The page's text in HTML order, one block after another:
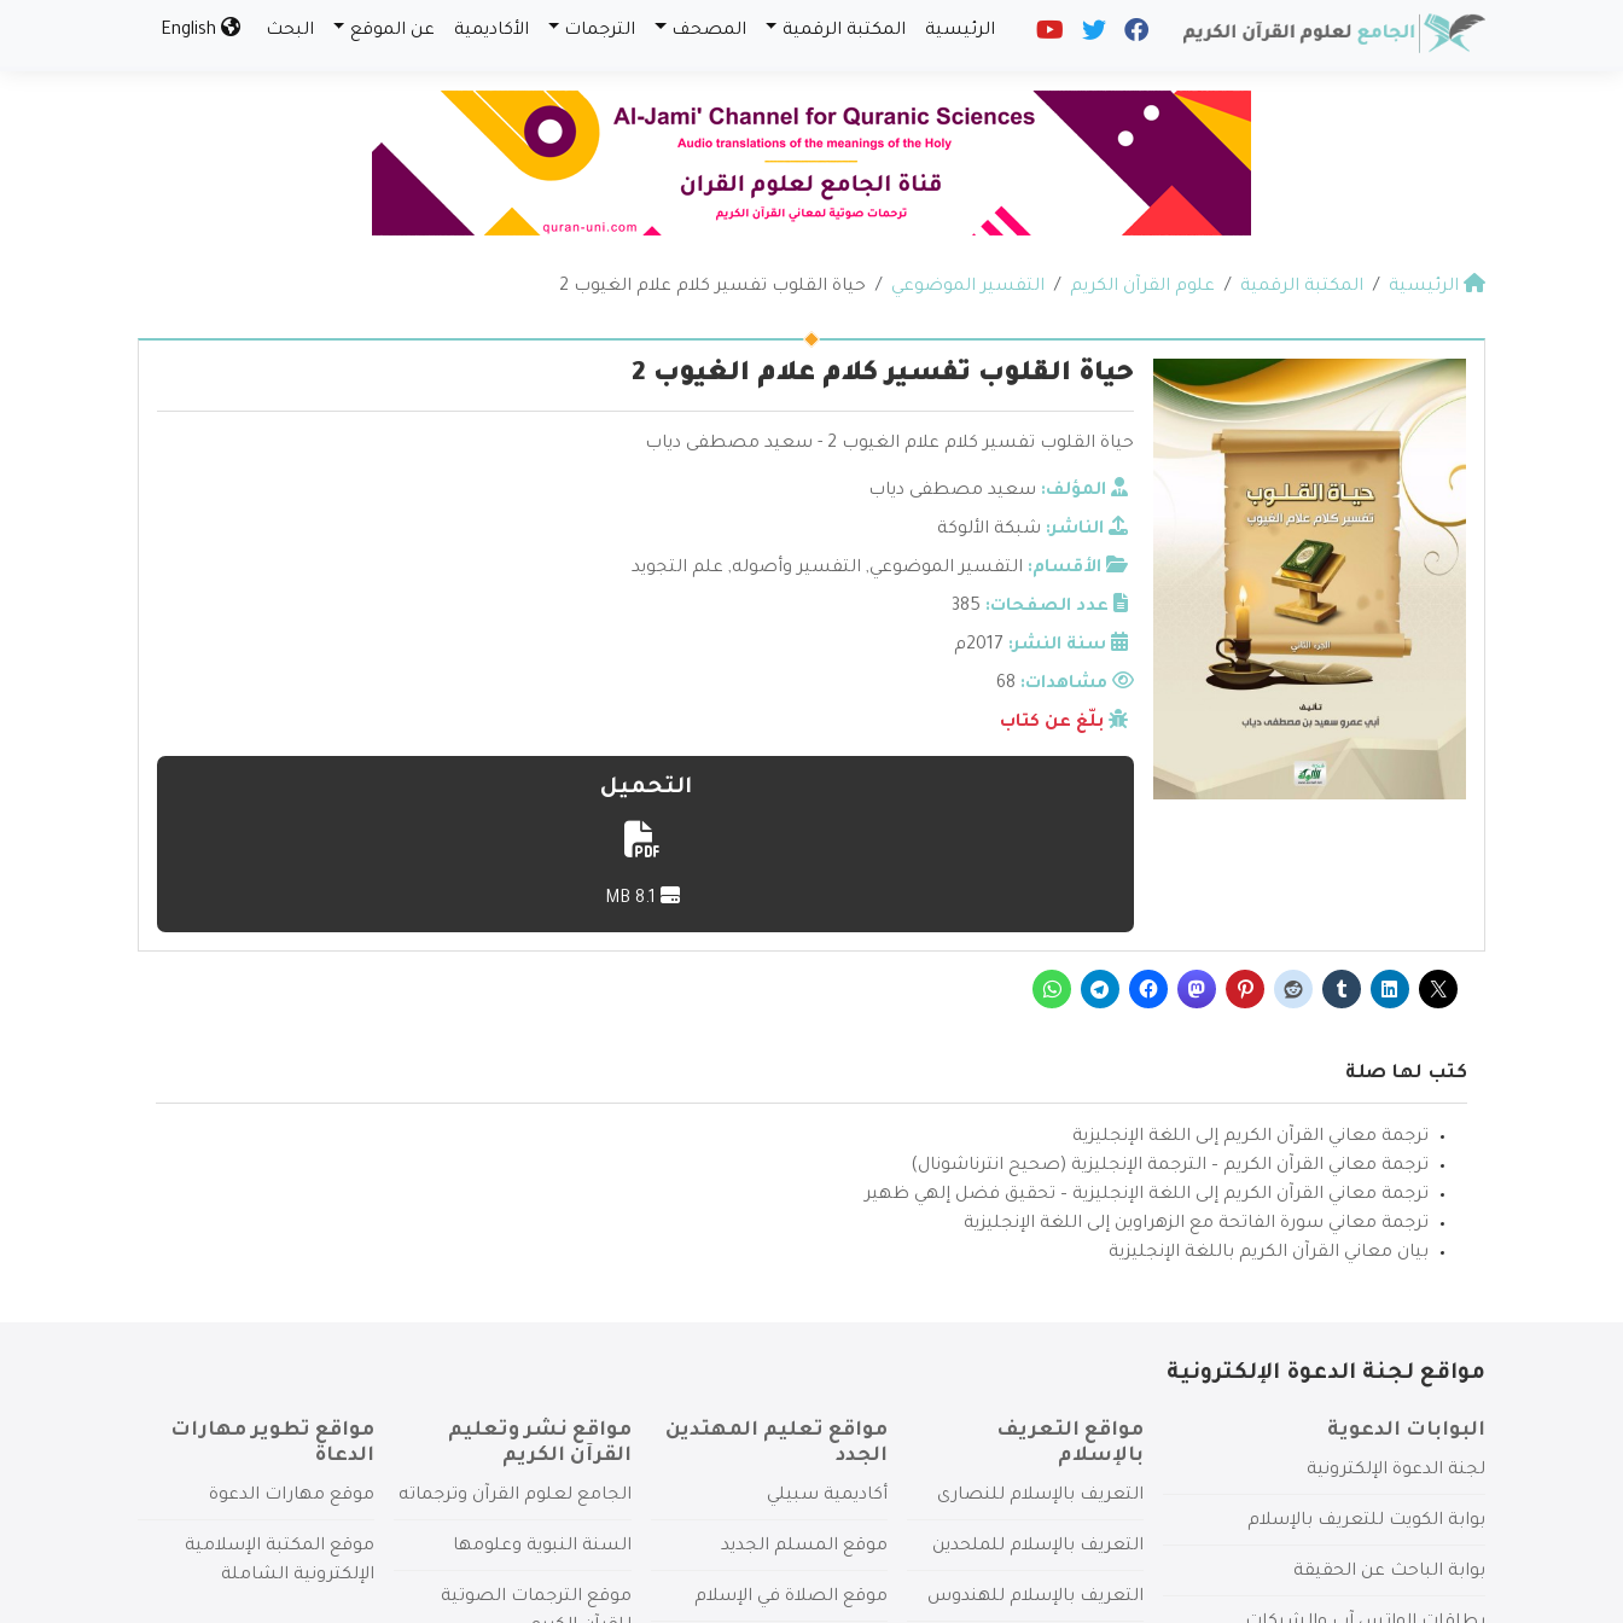
الرئيسية المكتبة الرقمية المصحف الترجمات الأكاديمية عن الموقع البحث
الرئيسية المكتبة الرقمية علوم القرآن الكريم التفسير الموضوعي حياة القلوب تفسير كلام علام الغيوب 2
حياة القلوب تفسير كلام علام الغيوب 2
حياة القلوب تفسير كلام علام الغيوب 2 - سعيد مصطفى دياب
المؤلف: سعيد مصطفى دياب
الناشر: شبكة الألوكة
الأقسام: التفسير الموضوعي, التفسير وأصوله, علم التجويد
عدد الصفحات: 385
سنة النشر: 2017م
مشاهدات:
بلّغ عن كتاب
التحميل
كتب لها صلة
ترجمة معاني القرآن الكريم إلى اللغة الإنجليزية
ترجمة معاني القرآن الكريم – الترجمة الإنجليزية (صحيح انترناشونال)
ترجمة معاني القرآن الكريم إلى اللغة الإنجليزية – تحقيق فضل إلهي ظهير
ترجمة معاني سورة الفاتحة مع الزهراوين إلى اللغة الإنجليزية
بيان معاني القرآن الكريم باللغة الإنجليزية
مواقع لجنة الدعوة الإلكترونية
البوابات الدعوية
لجنة الدعوة الإلكترونية
بوابة الكويت للتعريف بالإسلام
بوابة الباحث عن الحقيقة
مواقع التعريف
بالإسلام
التعريف بالإسلام للنصارى
التعريف بالإسلام للملحدين
التعريف بالإسلام للهندوس
مواقع تعليم المهتدين
الجدد
أكاديمية سبيلي
موقع المسلم الجديد
موقع الصلاة في الإسلام
مواقع نشر وتعليم
القرآن الكريم
الجامع لعلوم القرآن وترجماته
السنة النبوية وعلومها
موقع الترجمات الصوتية
مواقع تطوير مهارات
الدعاة
موقع مهارات الدعوة
موقع المكتبة الإسلامية
الإلكترونية الشاملة